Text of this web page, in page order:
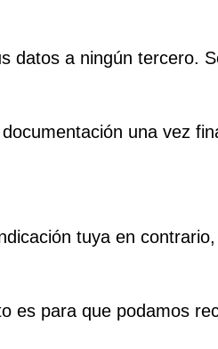
datos a ningún tercero.
una vez
tuya en
es para que podamos